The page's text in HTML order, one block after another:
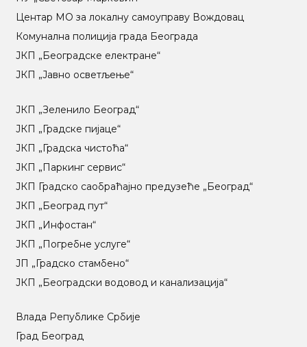
Центар МO за локалну самоуправу Вождовац
Комунална полиција града Београда
ЈКП „Београдске електране“
ЈКП „Јавно осветљење“
ЈКП „Зеленило Београд“
ЈКП „Градске пијаце“
ЈКП „Градска чистоћа“
ЈКП „Паркинг сервис“
ЈКП Градско саобраћајно предузеће „Београд“
ЈКП „Београд пут“
ЈКП „Инфостан“
ЈКП „Погребне услуге“
ЈП „Градско стамбено“
ЈКП „Београдски водовод и канализација“
Влада Републике Србије
Град Београд